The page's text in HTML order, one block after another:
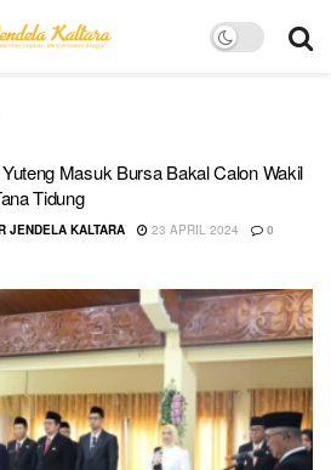
Masuk Bursa Bakal Calon Wakil
Tidung
JENDELA KALTARA 23 APRIL 2024 0